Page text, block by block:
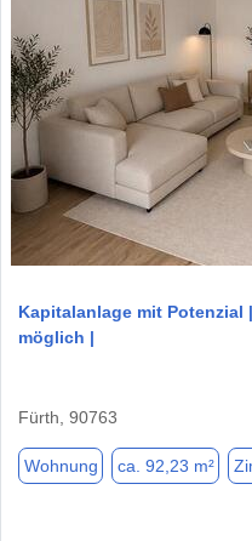
Kapitalanlage mit Potenzial
möglich |
Fürth, 90763
Wohnung ca. 92,23 m²